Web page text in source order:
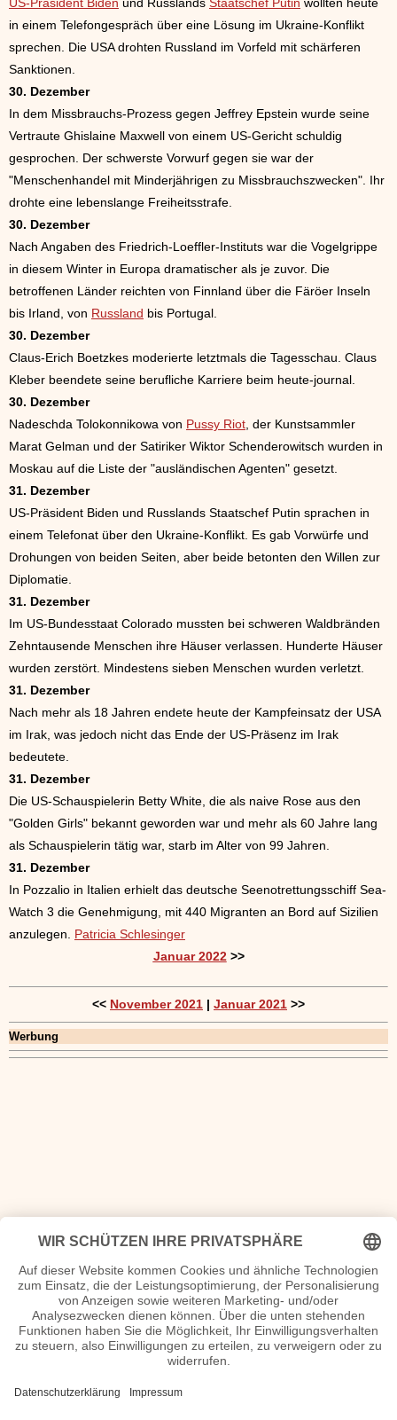
US-Präsident Biden und Russlands Staatschef Putin wollten heute
in einem Telefongespräch über eine Lösung im Ukraine-Konflikt
sprechen. Die USA drohten Russland im Vorfeld mit schärferen
Sanktionen.
30. Dezember
In dem Missbrauchs-Prozess gegen Jeffrey Epstein wurde seine
Vertraute Ghislaine Maxwell von einem US-Gericht schuldig
gesprochen. Der schwerste Vorwurf gegen sie war der
"Menschenhandel mit Minderjährigen zu Missbrauchszwecken". Ihr
drohte eine lebenslange Freiheitsstrafe.
30. Dezember
Nach Angaben des Friedrich-Loeffler-Instituts war die Vogelgrippe
in diesem Winter in Europa dramatischer als je zuvor. Die
betroffenen Länder reichten von Finnland über die Färöer Inseln
bis Irland, von Russland bis Portugal.
30. Dezember
Claus-Erich Boetzkes moderierte letztmals die Tagesschau. Claus
Kleber beendete seine berufliche Karriere beim heute-journal.
30. Dezember
Nadeschda Tolokonnikowa von Pussy Riot, der Kunstsammler
Marat Gelman und der Satiriker Wiktor Schenderowitsch wurden in
Moskau auf die Liste der "ausländischen Agenten" gesetzt.
31. Dezember
US-Präsident Biden und Russlands Staatschef Putin sprachen in
einem Telefonat über den Ukraine-Konflikt. Es gab Vorwürfe und
Drohungen von beiden Seiten, aber beide betonten den Willen zur
Diplomatie.
31. Dezember
Im US-Bundesstaat Colorado mussten bei schweren Waldbränden
Zehntausende Menschen ihre Häuser verlassen. Hunderte Häuser
wurden zerstört. Mindestens sieben Menschen wurden verletzt.
31. Dezember
Nach mehr als 18 Jahren endete heute der Kampfeinsatz der USA
im Irak, was jedoch nicht das Ende der US-Präsenz im Irak
bedeutete.
31. Dezember
Die US-Schauspielerin Betty White, die als naive Rose aus den
"Golden Girls" bekannt geworden war und mehr als 60 Jahre lang
als Schauspielerin tätig war, starb im Alter von 99 Jahren.
31. Dezember
In Pozzalio in Italien erhielt das deutsche Seenotrettungsschiff Sea-
Watch 3 die Genehmigung, mit 440 Migranten an Bord auf Sizilien
anzulegen. Patricia Schlesinger
Januar 2022>>
<< November 2021 | Januar 2021 >>
Werbung